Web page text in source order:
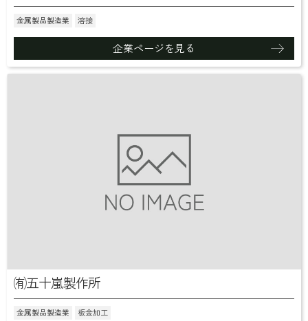
金属製品製造業 溶接
企業ページを見る
㈲五十嵐製作所
金属製品製造業 板金加工